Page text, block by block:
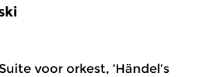
voor orkest, ‘Händel’s